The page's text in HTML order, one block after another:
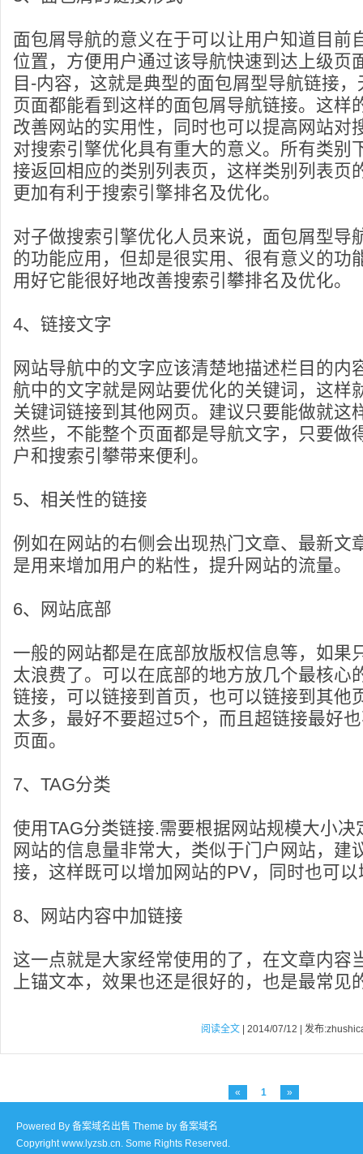
面包屑导航的意义在于可以让用户知道目前
位置，方便用户通过该导航快速到达上级页
目-内容，这就是典型的面包屑型导航链接
页面都能看到这样的面包屑导航链接。这样
改善网站的实用性，同时也可以提高网站对
对搜索引擎优化具有重大的意义。所有类别
接返回相应的类别列表页，这样类别列表页
更加有利于搜索引擎排名及优化。
对子做搜索引擎优化人员来说，面包屑型导
的功能应用，但却是很实用、很有意义的功
用好它能很好地改善搜索引攀排名及优化。
4、链接文字
网站导航中的文字应该清楚地描述栏目的内
航中的文字就是网站要优化的关键词，这样
关键词链接到其他网页。建议只要能做就这
然些，不能整个页面都是导航文字，只要做
户和搜索引攀带来便利。
5、相关性的链接
例如在网站的右侧会出现热门文章、最新文
是用来增加用户的粘性，提升网站的流量。
6、网站底部
一般的网站都是在底部放版权信息等，如果
太浪费了。可以在底部的地方放几个最核心
链接，可以链接到首页，也可以链接到其他
太多，最好不要超过5个，而且超链接最好
页面。
7、TAG分类
使用TAG分类链接.需要根据网站规模大小
网站的信息量非常大，类似于门户网站，建
接，这样既可以增加网站的PV，同时也可
8、网站内容中加链接
这一点就是大家经常使用的了，在文章内容
上锚文本，效果也还是很好的，也是最常见
阅读全文 | 2014/07/12 | 发布
« 1 »
Powered By 备案域名出售 Theme by 备案域名
Copyright www.lyzsb.cn. Some Rights Reserved.